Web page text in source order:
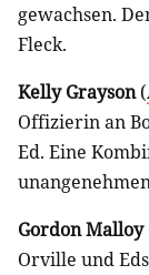
gewachsen.
Fleck.
Kelly Grayson(
Offizierin an
Ed. Eine
Gordon Malloy
Orville und